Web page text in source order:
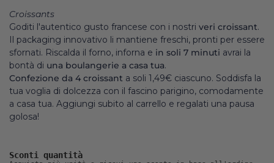
Croissants
Goditi l'autentico gusto francese con i nostri veri croissant.
Il packaging innovativo li mantiene freschi, pronti per essere
sfornati. Riscalda il forno, inforna e in soli 7 minuti avrai la
bontà di una boulangerie a casa tua.
Confezione da 4 croissant a soli 1,49€ ciascuno. Soddisfa la
tua voglia di dolcezza con il fascino parigino, comodamente
a casa tua. Aggiungi subito al carrello e regalati una pausa
golosa!
Sconti quantità